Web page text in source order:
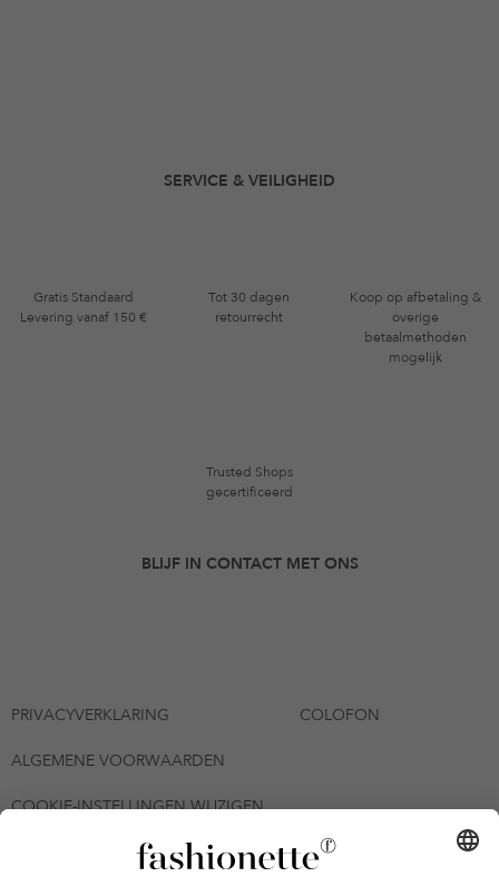
SERVICE & VEILIGHEID
Gratis Standaard
Levering vanaf 150 €
Tot 30 dagen
retourrecht
Koop op afbetaling &
overige
betaalmethoden
mogelijk
Trusted Shops
gecertificeerd
BLIJF IN CONTACT MET ONS
PRIVACYVERKLARING COLOFON
ALGEMENE VOORWAARDEN
COOKIE-INSTELLINGEN WIJZIGEN
© 2026 - fashionette Plattform GmbH